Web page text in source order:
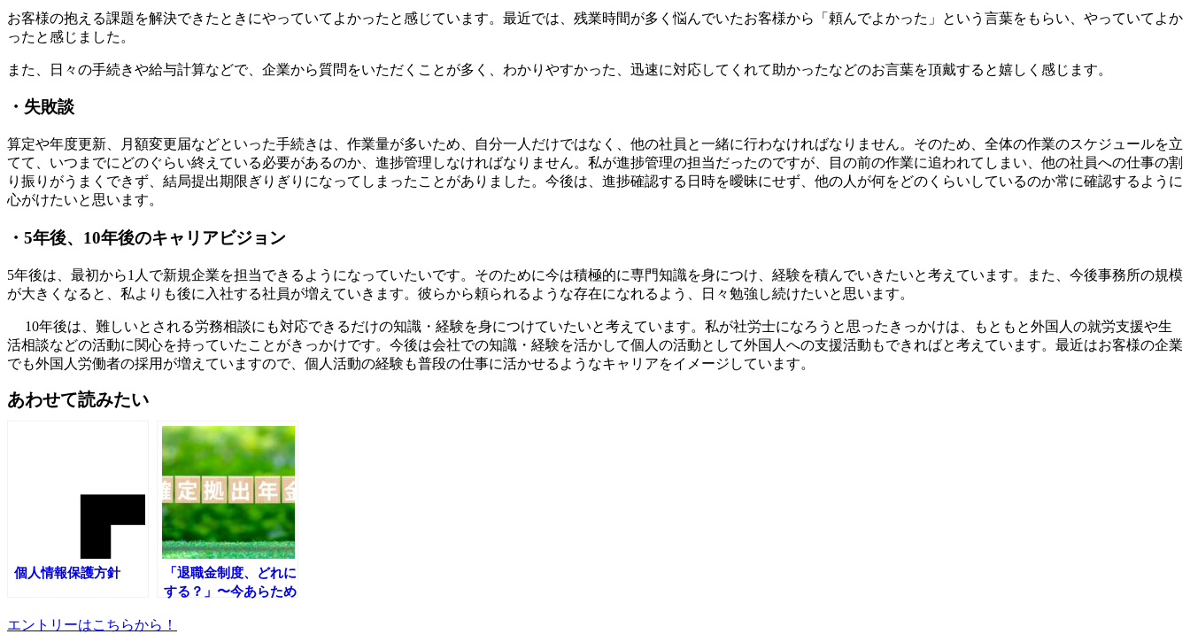
お客様の抱える課題を解決できたときにやっていてよかったと感じています。最近では、残業時間が多く悩んでいたお客様から「頼んでよかった」という言葉をもらい、やっていてよか
ったと感じました。
また、日々の手続きや給与計算などで、企業から質問をいただくことが多く、わかりやすかった、迅速に対応してくれて助かったなどのお言葉を頂戴すると嬉しく感じます。
・失敗談
算定や年度更新、月額変更届などといった手続きは、作業量が多いため、自分一人だけではなく、他の社員と一緒に行わなければなりません。そのため、全体の作業のスケジュールを立
てて、いつまでにどのぐらい終えている必要があるのか、進捗管理しなければなりません。私が進捗管理の担当だったのですが、目の前の作業に追われてしまい、他の社員への仕事の割
り振りがうまくできず、結局提出期限ぎりぎりになってしまったことがありました。今後は、進捗確認する日時を曖昧にせず、他の人が何をどのくらいしているのか常に確認するように
心がけたいと思います。
・5年後、10年後のキャリアビジョン
5年後は、最初から1人で新規企業を担当できるようになっていたいです。そのために今は積極的に専門知識を身につけ、経験を積んでいきたいと考えています。また、今後事務所の規模
が大きくなると、私よりも後に入社する社員が増えていきます。彼らから頼られるような存在になれるよう、日々勉強し続けたいと思います。
10年後は、難しいとされる労務相談にも対応できるだけの知識・経験を身につけていたいと考えています。私が社労士になろうと思ったきっかけは、もともと外国人の就労支援や生
活相談などの活動に関心を持っていたことがきっかけです。今後は会社での知識・経験を活かして個人の活動として外国人への支援活動もできればと考えています。最近はお客様の企業
でも外国人労働者の採用が増えていますので、個人活動の経験も普段の仕事に活かせるようなキャリアをイメージしています。
あわせて読みたい
個人情報保護方針
「退職金制度、どれに
する？」〜今あらため
肢〜（1/4）
エントリーはこちらから！